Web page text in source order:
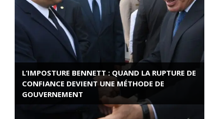
L’IMPOSTURE BENNETT : QUAND LA RUPTURE DE
CONFIANCE DEVIENT UNE MÉTHODE DE
GOUVERNEMENT